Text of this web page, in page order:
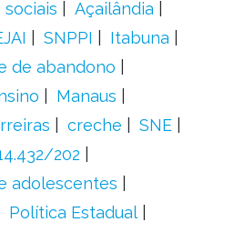
sociais
Açailândia
SNPPI
Itabuna
de abandono
Manaus
creche
SNE
202
adolescentes
Política Estadual